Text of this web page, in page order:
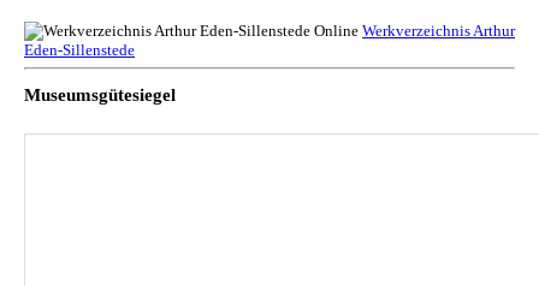
Werkverzeichnis Arthur
Eden-Sillenstede
Museumsgütesiegel